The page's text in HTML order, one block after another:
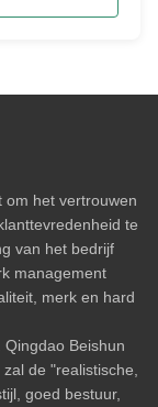
om het vertrouwen
te
van het bedrijf
management
merk en hard
Beishun
de "realistische,
goed bestuur,